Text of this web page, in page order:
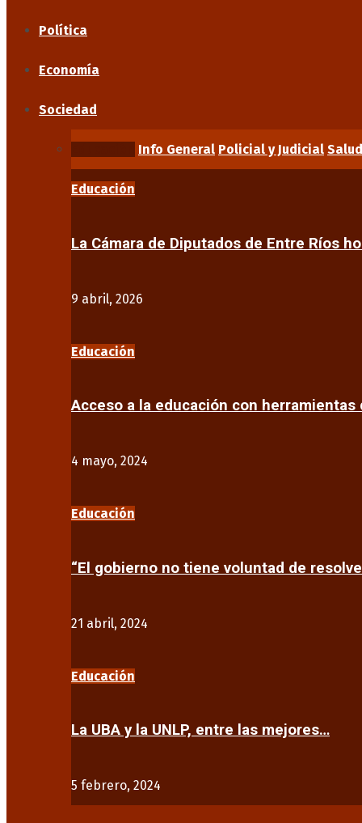
Política
Economía
Sociedad
Info General Policial y Judicial Salud
Educación
La Cámara de Diputados de Entre Ríos
9 abril, 2026
Educación
Acceso a la educación con
4 mayo, 2024
Educación
“El gobierno no tiene voluntad de
21 abril, 2024
Educación
La UBA y la UNLP, entre las mejores…
5 febrero, 2024